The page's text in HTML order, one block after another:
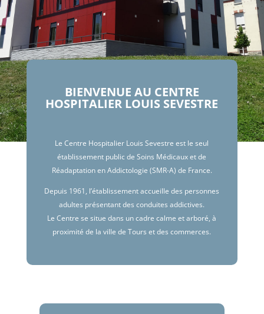
BIENVENUE AU CENTRE
HOSPITALIER LOUIS SEVESTRE
Le Centre Hospitalier Louis Sevestre est le seul
établissement public de Soins Médicaux et de
Réadaptation en Addictologie (SMR-A) de France.
Depuis 1961, l’établissement accueille des personnes
adultes présentant des conduites addictives.
Le Centre se situe dans un cadre calme et arboré, à
proximité de la ville de Tours et des commerces.